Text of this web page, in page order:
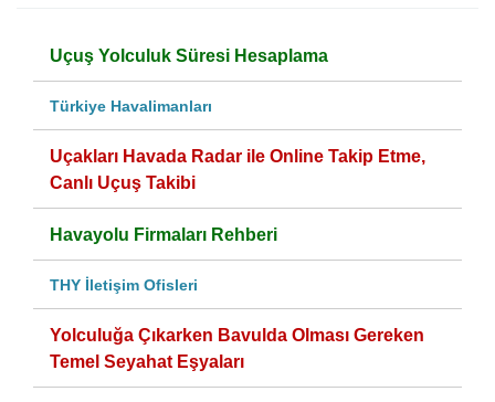
Uçuş Yolculuk Süresi Hesaplama
Türkiye Havalimanları
Uçakları Havada Radar ile Online Takip Etme,
Canlı Uçuş Takibi
Havayolu Firmaları Rehberi
THY İletişim Ofisleri
Yolculuğa Çıkarken Bavulda Olması Gereken
Temel Seyahat Eşyaları